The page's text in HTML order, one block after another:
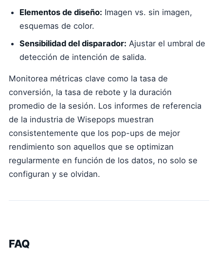
Elementos de diseño: Imagen vs. sin imagen,
esquemas de color.
Sensibilidad del disparador: Ajustar el umbral de
detección de intención de salida.
Monitorea métricas clave como la tasa de
conversión, la tasa de rebote y la duración
promedio de la sesión. Los informes de referencia
de la industria de Wisepops muestran
consistentemente que los pop-ups de mejor
rendimiento son aquellos que se optimizan
regularmente en función de los datos, no solo se
configuran y se olvidan.
FAQ